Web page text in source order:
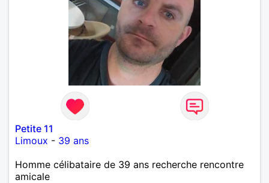
Petite 11
Limoux - 39 ans
Homme célibataire de 39 ans recherche rencontre
amicale